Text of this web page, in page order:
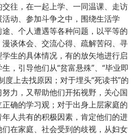
往，在一起上学、一同温课、走访
动、参加斗争之中，围绕生活学
、个人遭遇等各种问题，以平等的
谈体会、交流心得、疏解苦闷、寻
生的具体情况，有的放矢地进行启
，引导他们从“贫富悬殊”、“毕业即
度上去找原因；对于埋头“死读书”的
力，又帮助他们开拓视野，关心国
确的学习观；对于出身上层家庭的
人共有的积极因素，肯定他们的进
在家庭、社会受到的歧视，从妇女